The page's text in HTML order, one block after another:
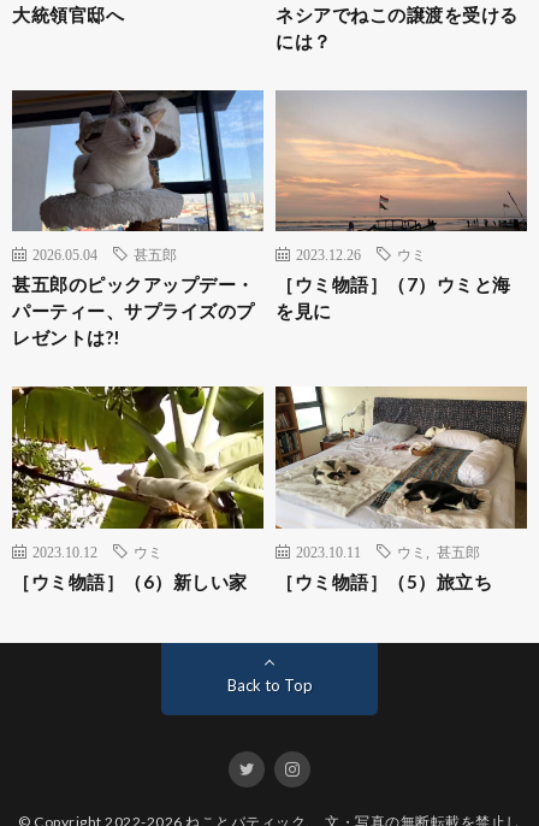
大統領官邸へ
ネシアでねこの譲渡を受ける
には？
2026.05.04 甚五郎
甚五郎のピックアップデー・
パーティー、サプライズのプ
レゼントは?!
2023.12.26 ウミ
［ウミ物語］（7）ウミと海
を見に
2023.10.12 ウミ
［ウミ物語］（6）新しい家
2023.10.11 ウミ 甚五郎
［ウミ物語］（5）旅立ち
Back to Top
© Copyright 2022-2026ねことバティック . 文・写真の無断転載を禁止し